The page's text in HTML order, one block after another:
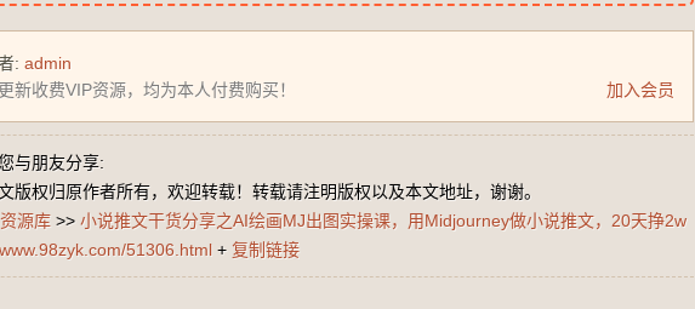
: admin
新收费VIP资源，均为本人付费购买！
加入会员
与朋友分享:
版权归原作者所有，欢迎转载！转载请注明版权以及本文地址，谢谢。
源库 >> 小说推文干货分享之AI绘画MJ出图实操课，用Midjourney做小说推文，20天挣2w
51306.html + 复制链接